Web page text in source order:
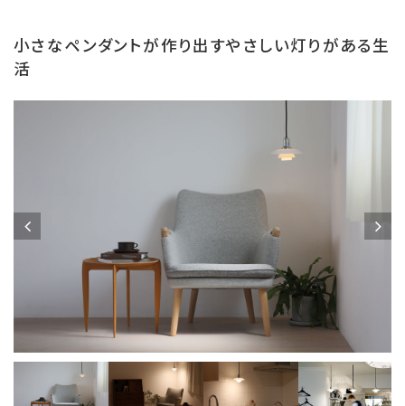
小さなペンダントが作り出すやさしい灯りがある生
活